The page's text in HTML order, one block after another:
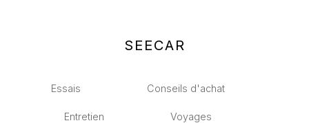
SEECAR
Essais Conseils d'achat
Entretien Voyages